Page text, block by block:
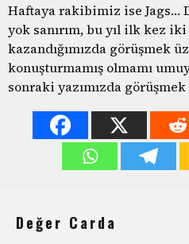
Haftaya rakibimiz ise Jags…
yok sanırım, bu yıl ilk kez
kazandığımızda görüşmek
konuşturmamış olmamı
sonraki yazımızda
Değer Carda